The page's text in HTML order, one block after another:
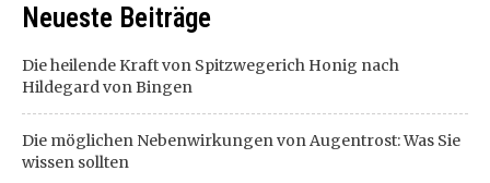
Neueste Beiträge
Die heilende Kraft von Spitzwegerich Honig nach
Hildegard von Bingen
Die möglichen Nebenwirkungen von Augentrost: Was Sie
wissen sollten